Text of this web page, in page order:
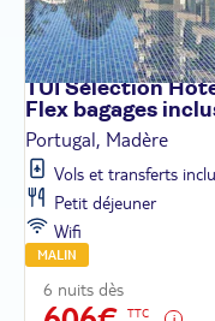
TUI Sélection
Flex bagages
Portugal, Madère
Vols et transferts
Petit déjeuner
Wifi
MALIN
6 nuits dès
TTC